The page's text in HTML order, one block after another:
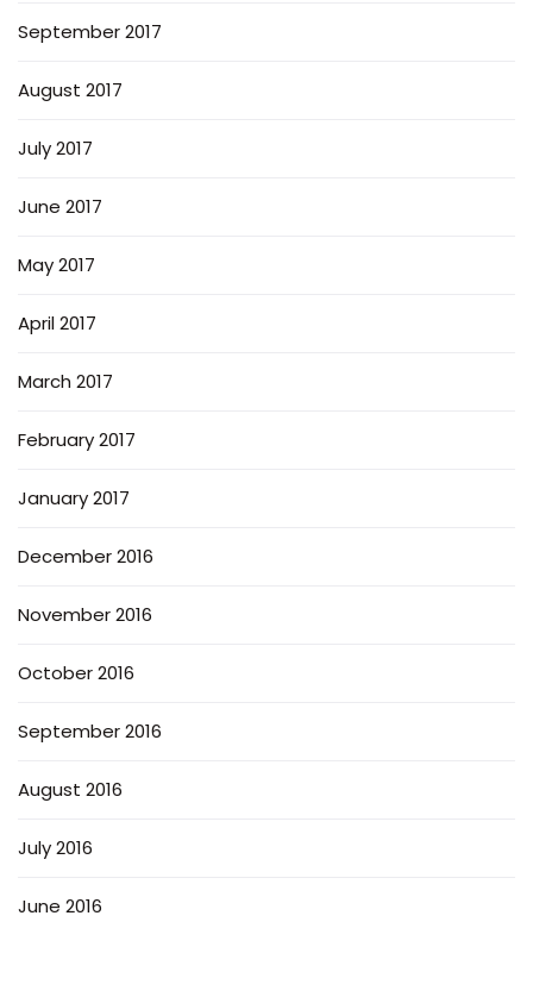
September 2017
August 2017
July 2017
June 2017
May 2017
April 2017
March 2017
February 2017
January 2017
December 2016
November 2016
October 2016
September 2016
August 2016
July 2016
June 2016